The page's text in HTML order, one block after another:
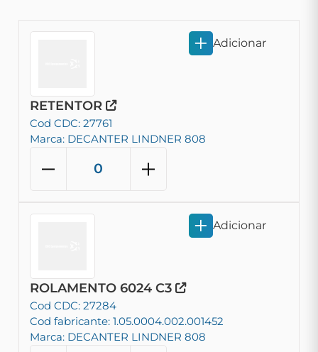
RETENTOR
Cod CDC: 27761
Marca: DECANTER LINDNER 808
Adicionar
ROLAMENTO 6024 C3
Cod CDC: 27284
Cod fabricante: 1.05.0004.002.001452
Marca: DECANTER LINDNER 808
Adicionar